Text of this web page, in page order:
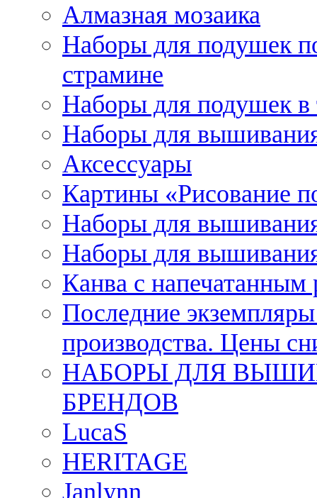
Алмазная мозаика
Наборы для подушек
страмине
Наборы для подушек в
Наборы для
Аксессуары
Картины «Рисование
Наборы для
Наборы для
Канва с напечатанным
Последние
производства. Цены
НАБОРЫ ДЛЯ
БРЕНДОВ
LucaS
HERITAGE
Janlynn